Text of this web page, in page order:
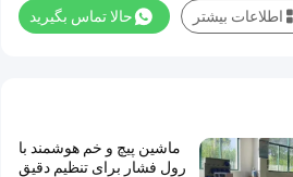
حالا تماس بگیرید اطلاعات بیشتر
ماشین پیچ و خم هوشمند با
رول فشار برای تنظیم دقیق